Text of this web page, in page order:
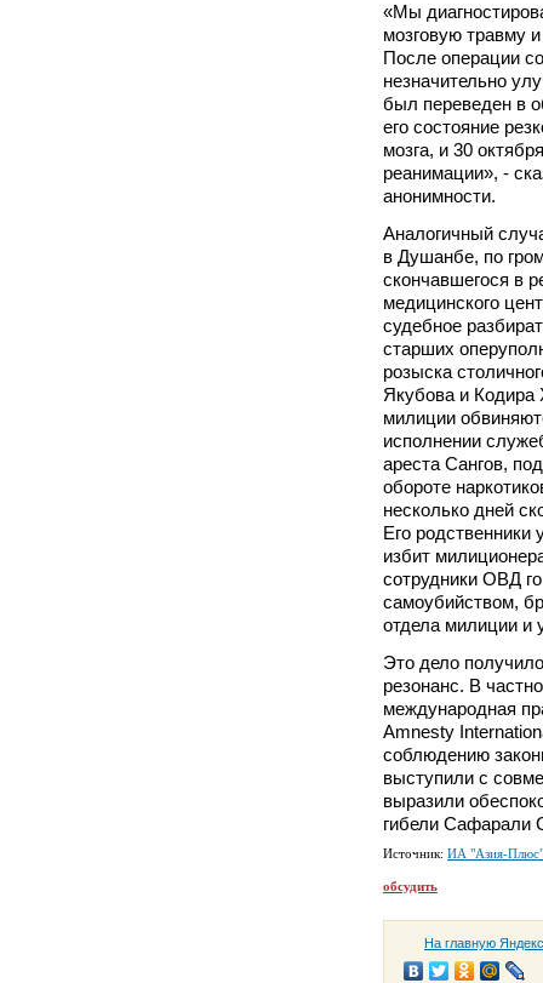
«Мы
мозговую травму
После операции
незначительно
был переведен в
его состояние
мозга, и 30
реанимации», -
анонимности.
Аналогичный
в Душанбе, по
скончавшегося в
медицинского
судебное
старших
розыска
Якубова и Кодира
милиции
исполнении
ареста Сангов,
обороте
несколько дней
Его родственники
избит
сотрудники ОВД
самоубийством,
отдела милиции и
Это дело
резонанс. В
международная
Amnesty
соблюдению
выступили с
выразили
гибели Сафарали
Источник: ИА "Азия-Плюс"
обсудить
На главную